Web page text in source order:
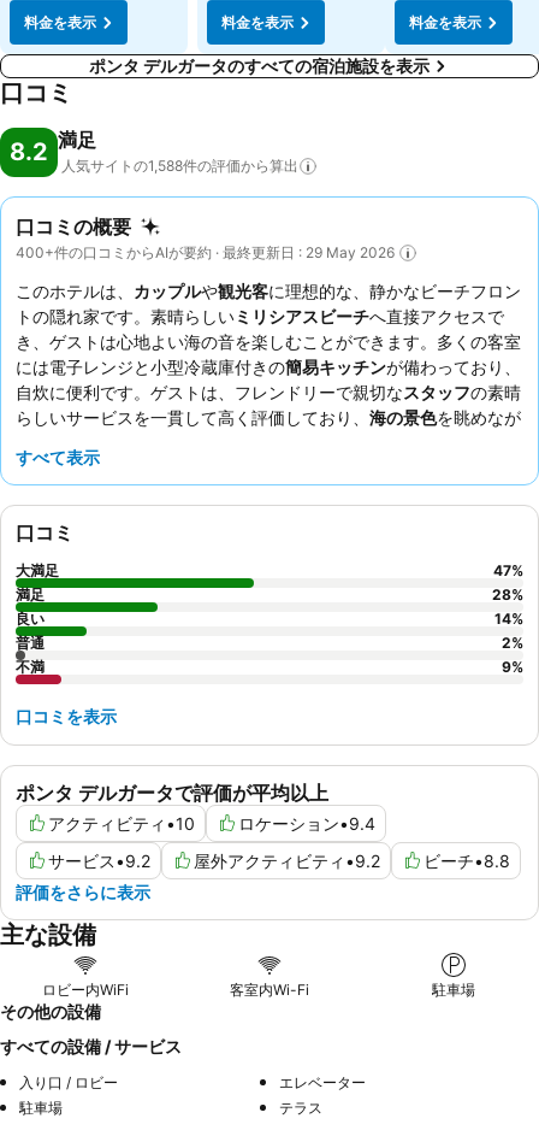
料金を表示
料金を表示
料金を表示
ポンタ デルガータのすべての宿泊施設を表示
口コミ
8.2 満足
人気サイトの1,588件の評価から算出
口コミの概要
400+件の口コミからAIが要約 · 最終更新日 : 29 May 2026
このホテルは、 カップルや観光客に理想的な、静かなビーチフロン
トの隠れ家です。素晴らしいミリシアスビーチへ直接アクセスで
き、ゲストは心地よい海の音を楽しむことができます。多くの客室
には電子レンジと小型冷蔵庫付きの簡易キッチンが備わっており、
自炊に便利です。ゲストは、フレンドリーで親切なスタッフの素晴
らしいサービスを一貫して高く評価しており、 海の景色を眺めなが
験をするには、素晴らしい海の景色を存分に満喫できるよう、
すべて表示
ポンタ デルガータで評価が平均以上
アクティビティ •10 ロケーション•9.4
サービス•9.2 屋外アクティビティ •9.2 ビーチ•8.8
評価をさらに表示
口コミ
大満足 47%
満足
28%
良い
14%
普通
2%
不満
9%
口コミを表示
主な設備
ロビー内WiFi 客室内Wi-Fi 駐車場
その他の設備
すべての設備 / サービス
入り口 / ロビー
エレベーター
駐車場
テラス